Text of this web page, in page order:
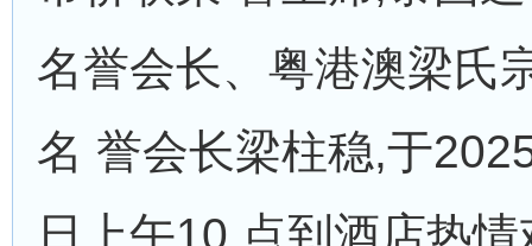
名誉会长、粤港澳梁氏
名 誉会长梁柱稳,于
日上午10 点到酒店热